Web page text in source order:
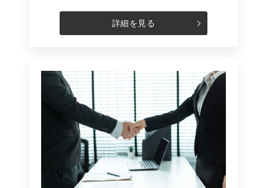
詳細を見る